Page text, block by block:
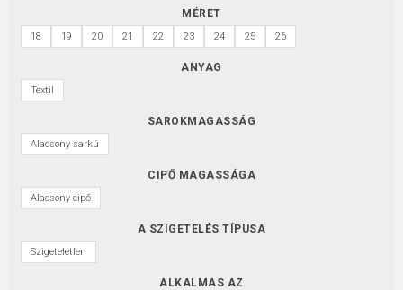
MÉRET
18 19 20 21 22 23 24 25 26
ANYAG
Textil
SAROKMAGASSÁG
Alacsony sarkú
CIPŐ MAGASSÁGA
Alacsony cipő
A SZIGETELÉS TÍPUSA
Szigeteletlen
ALKALMAS AZ